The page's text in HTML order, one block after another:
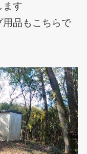
ます
品もこちらで